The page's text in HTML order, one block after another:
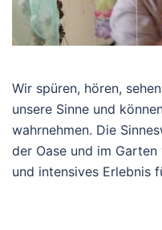
Wir spüren, hören,
unsere Sinne und
wahrnehmen. Die
der Oase und im
und intensives Erlebnis